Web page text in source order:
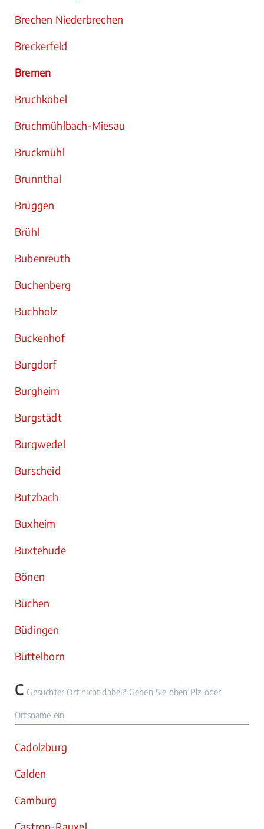
Brechen Niederbrechen
Breckerfeld
Bremen
Bruchköbel
Bruchmühlbach-Miesau
Bruckmühl
Brunnthal
Brüggen
Brühl
Bubenreuth
Buchenberg
Buchholz
Buckenhof
Burgdorf
Burgheim
Burgstädt
Burgwedel
Burscheid
Butzbach
Buxheim
Buxtehude
Bönen
Büchen
Büdingen
Büttelborn
C Gesuchter Ort nicht dabei? Geben Sie oben Plz oder
Ortsname ein.
Cadolzburg
Calden
Camburg